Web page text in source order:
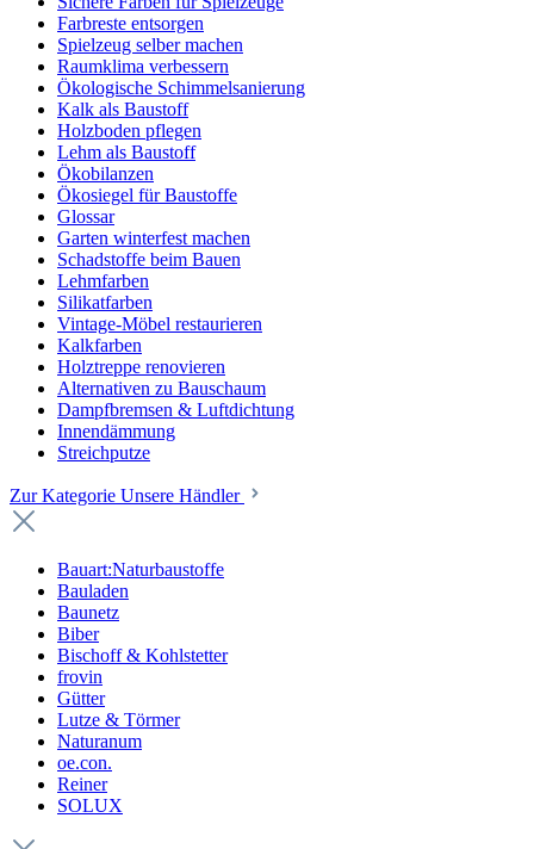
Farbreste entsorgen
Spielzeug selber machen
Raumklima verbessern
Ökologische Schimmelsanierung
Kalk als Baustoff
Holzboden pflegen
Lehm als Baustoff
Ökobilanzen
Ökosiegel für Baustoffe
Glossar
Garten winterfest machen
Schadstoffe beim Bauen
Lehmfarben
Silikatfarben
Vintage-Möbel restaurieren
Kalkfarben
Holztreppe renovieren
Alternativen zu Bauschaum
Dampfbremsen & Luftdichtung
Innendämmung
Streichputze
Zur Kategorie Unsere Händler
Bauart:Naturbaustoffe
Bauladen
Baunetz
Biber
Bischoff & Kohlstetter
frovin
Gütter
Lutze & Törmer
Naturanum
oe.con.
Reiner
SOLUX